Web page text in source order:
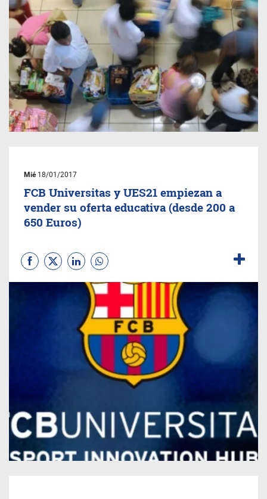
Mié18/01/2017
FCB Universitas y UES21 empiezan a
vender su oferta educativa (desde 200 a
650 Euros)